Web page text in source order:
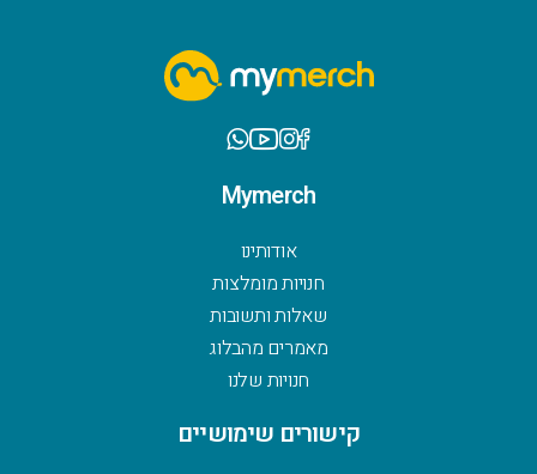
Mymerch
אודותינו
חנויות מומלצות
שאלות ותשובות
מאמרים מהבלוג
חנויות שלנו
קישורים שימושיים